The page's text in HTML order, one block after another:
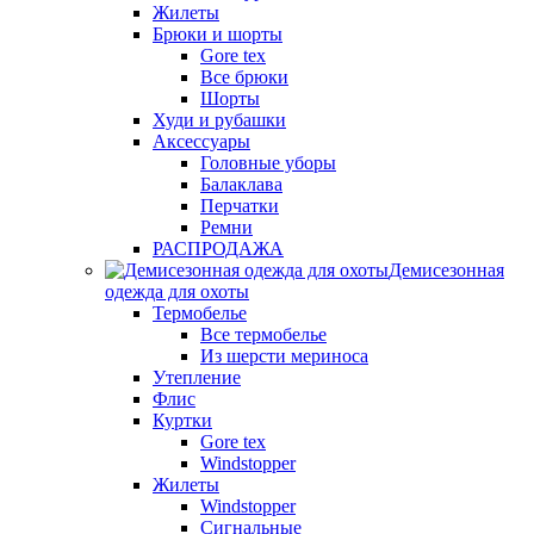
Жилеты
Брюки и шорты
Gore tex
Все брюки
Шорты
Худи и рубашки
Аксессуары
Головные уборы
Балаклава
Перчатки
Ремни
РАСПРОДАЖА
Демисезонная
одежда для охоты
Термобелье
Все термобелье
Из шерсти мериноса
Утепление
Флис
Куртки
Gore tex
Windstopper
Жилеты
Windstopper
Сигнальные